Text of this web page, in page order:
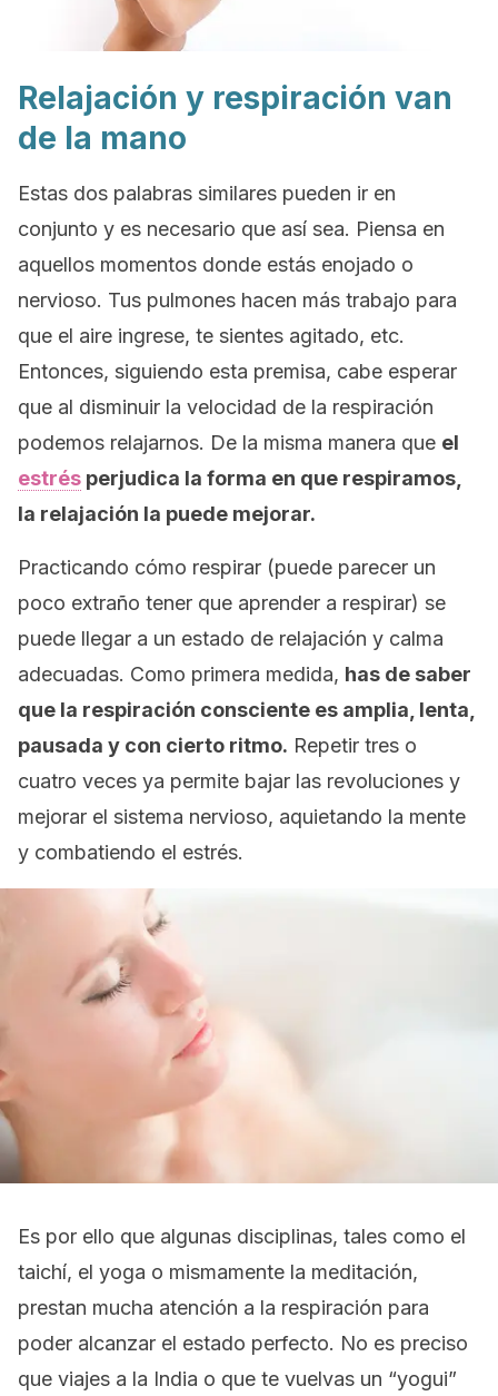
Relajación y respiración van
de la mano
Estas dos palabras similares pueden ir en
conjunto y es necesario que así sea. Piensa en
aquellos momentos donde estás enojado o
nervioso. Tus pulmones hacen más trabajo para
que el aire ingrese, te sientes agitado, etc.
Entonces, siguiendo esta premisa, cabe esperar
que al disminuir la velocidad de la respiración
podemos relajarnos. De la misma manera que el
estrés perjudica la forma en que respiramos,
la relajación la puede mejorar.
Practicando cómo respirar (puede parecer un
poco extraño tener que aprender a respirar) se
puede llegar a un estado de relajación y calma
adecuadas. Como primera medida, has de saber
que la respiración consciente es amplia, lenta,
pausada y con cierto ritmo. Repetir tres o
cuatro veces ya permite bajar las revoluciones y
mejorar el sistema nervioso, aquietando la mente
y combatiendo el estrés.
Es por ello que algunas disciplinas, tales como el
taichí, el yoga o mismamente la meditación,
prestan mucha atención a la respiración para
poder alcanzar el estado perfecto. No es preciso
que viajes a la India o que te vuelvas un “yogui”